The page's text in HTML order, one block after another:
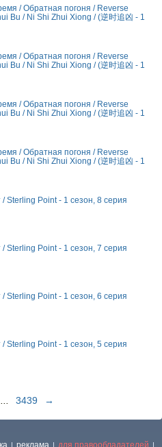
/ Обратная погоня / Reverse
Bu / Ni Shi Zhui Xiong / (逆时追凶 - 1
/ Обратная погоня / Reverse
Bu / Ni Shi Zhui Xiong / (逆时追凶 - 1
/ Обратная погоня / Reverse
Bu / Ni Shi Zhui Xiong / (逆时追凶 - 1
/ Обратная погоня / Reverse
Bu / Ni Shi Zhui Xiong / (逆时追凶 - 1
Sterling Point - 1 сезон, 8 серия
Sterling Point - 1 сезон, 7 серия
Sterling Point - 1 сезон, 6 серия
Sterling Point - 1 сезон, 5 серия
3439 →
| реклама | для правообладателей |